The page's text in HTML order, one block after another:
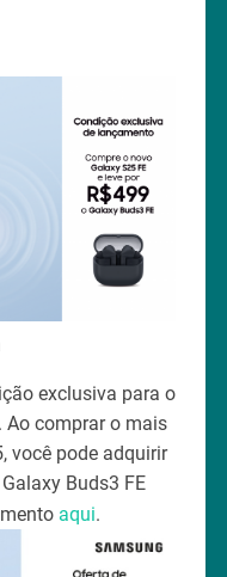
exclusiva para o
Ao comprar o mais
você pode adquirir
Buds3 FE
aqui.